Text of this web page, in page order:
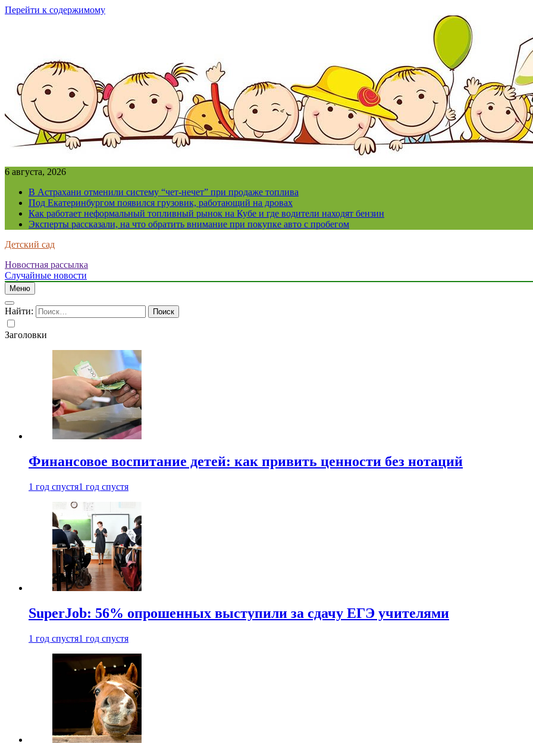
Перейти к содержимому
6 августа, 2026
В Астрахани отменили систему “чет-нечет” при продаже топлива
Под Екатеринбургом появился грузовик, работающий на дровах
Как работает неформальный топливный рынок на Кубе и где водители находят бензин
Эксперты рассказали, на что обратить внимание при покупке авто с пробегом
Детский сад
Новостная рассылка
Случайные новости
Меню
Найти:
Заголовки
Финансовое воспитание детей: как привить ценности без нотаций
1 год спустя1 год спустя
SuperJob: 56% опрошенных выступили за сдачу ЕГЭ учителями
1 год спустя1 год спустя